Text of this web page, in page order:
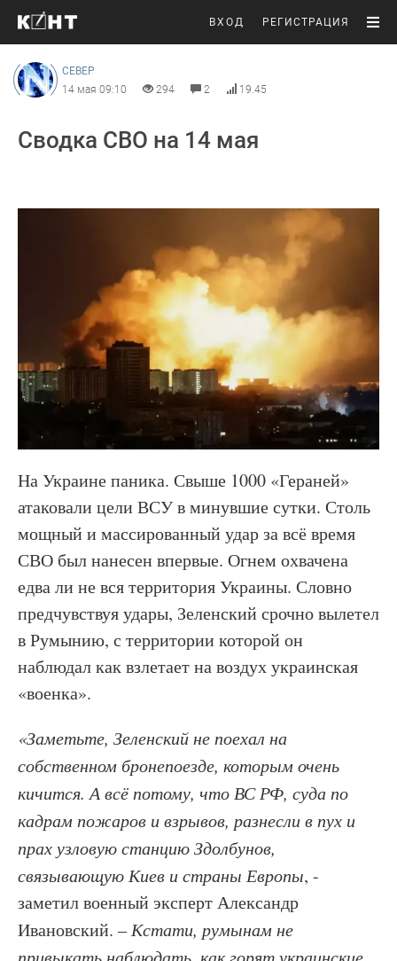
ВХОД РЕГИСТРАЦИЯ
CEВЕР
14 мая 09:10
294 2 19.45
Сводка СВО на 14 мая
На Украине паника. Свыше 1000 «Гераней»
атаковали цели ВСУ в минувшие сутки. Столь
мощный и массированный удар за всё время
СВО был нанесен впервые. Огнем охвачена
едва ли не вся территория Украины. Словно
предчувствуя удары, Зеленский срочно вылетел
в Румынию, с территории которой он
наблюдал как взлетает на воздух украинская
«военка».
«Заметьте, Зеленский не поехал на
собственном бронепоезде, которым очень
кичится. А всё потому, что ВС РФ, суда по
кадрам пожаров и взрывов, разнесли в пух и
прах узловую станцию Здолбунов,
связывающую Киев и страны Европы, -
заметил военный эксперт Александр
Ивановский. – Кстати, румынам не